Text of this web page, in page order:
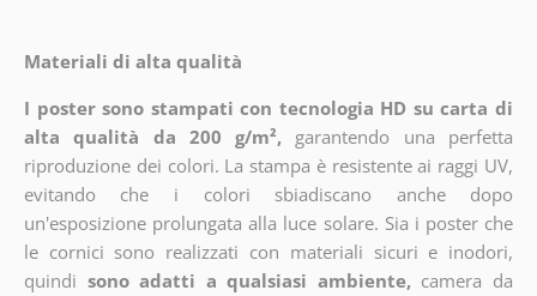
Materiali di alta qualità
I poster sono stampati con tecnologia HD su carta di
alta qualità da 200 g/m², garantendo una perfetta
riproduzione dei colori. La stampa è resistente ai raggi UV,
evitando che i colori sbiadiscano anche dopo
un'esposizione prolungata alla luce solare. Sia i poster che
le cornici sono realizzati con materiali sicuri e inodori,
quindi sono adatti a qualsiasi ambiente, camera da